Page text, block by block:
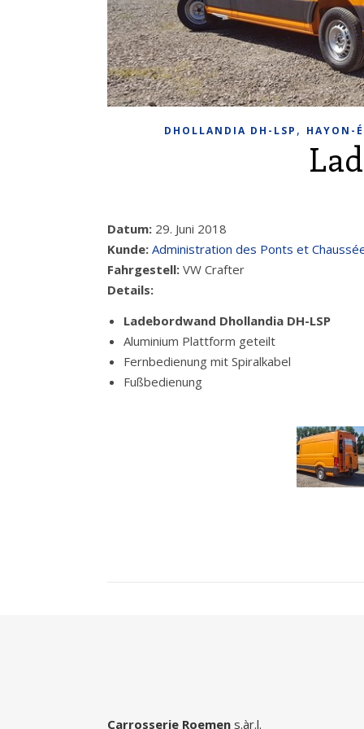
DHOLLANDIA DH-LSP , HAYON-
Datum: 29. Juni 2018
Kunde: Administration des Ponts et
Fahrgestell: VW Crafter
Details:
Ladebordwand Dhollandia DH-LSP
Aluminium Plattform geteilt
Fernbedienung mit Spiralkabel
Fußbedienung
Carrosserie Roemen s.àr.l.